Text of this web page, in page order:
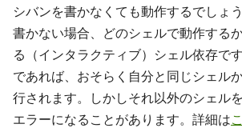
シバンを書かなくても動作するでしょ
書かない場合、どのシェルで動作する
る（インタラクティブ）シェル依存で
であれば、おそらく自分と同じシェル
行されます。しかしそれ以外のシェル
エラーになることがあります。詳細は